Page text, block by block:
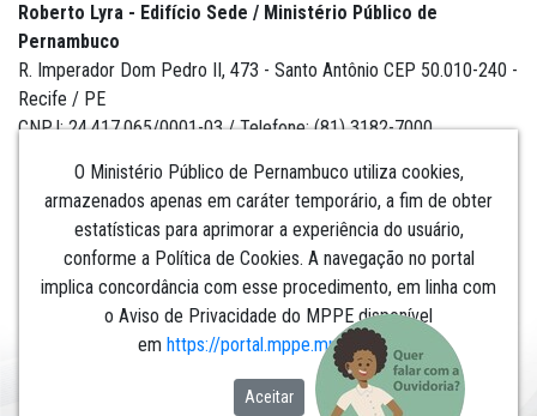
O Ministério Público de Pernambuco utiliza cookies,
armazenados apenas em caráter temporário, a fim de obter
estatísticas para aprimorar a experiência do usuário,
conforme a Política de Cookies. A navegação no portal
implica concordância com esse procedimento, em linha com
o Aviso de Privacidade do MPPE disponível
em https://portal.mppe.mp.br/lgpd.​​​​​​​
Aceitar
Roberto Lyra - Edifício Sede / Ministério Público de
Pernambuco
R. Imperador Dom Pedro II, 473 - Santo Antônio CEP 50.010-240 -
Recife / PE
CNPJ: 24.417.065/0001-03 / Telefone: (81) 3182-7000
Institucional
Comunicação